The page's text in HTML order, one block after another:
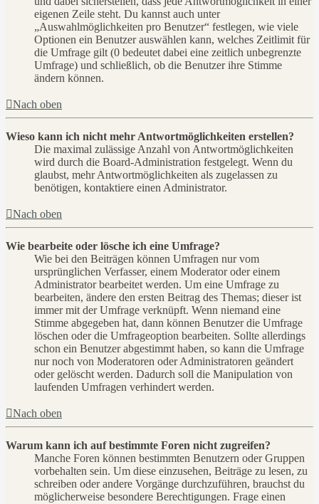
eigenen Zeile steht. Du kannst auch unter
„Auswahlmöglichkeiten pro Benutzer“ festlegen, wie viele
Optionen ein Benutzer auswählen kann, welches Zeitlimit für
die Umfrage gilt (0 bedeutet dabei eine zeitlich unbegrenzte
Umfrage) und schließlich, ob die Benutzer ihre Stimme
ändern können.
Nach oben
Wieso kann ich nicht mehr Antwortmöglichkeiten erstellen?
Die maximal zulässige Anzahl von Antwortmöglichkeiten
wird durch die Board-Administration festgelegt. Wenn du
glaubst, mehr Antwortmöglichkeiten als zugelassen zu
benötigen, kontaktiere einen Administrator.
Nach oben
Wie bearbeite oder lösche ich eine Umfrage?
Wie bei den Beiträgen können Umfragen nur vom
ursprünglichen Verfasser, einem Moderator oder einem
Administrator bearbeitet werden. Um eine Umfrage zu
bearbeiten, ändere den ersten Beitrag des Themas; dieser ist
immer mit der Umfrage verknüpft. Wenn niemand eine
Stimme abgegeben hat, dann können Benutzer die Umfrage
löschen oder die Umfrageoption bearbeiten. Sollte allerdings
schon ein Benutzer abgestimmt haben, so kann die Umfrage
nur noch von Moderatoren oder Administratoren geändert
oder gelöscht werden. Dadurch soll die Manipulation von
laufenden Umfragen verhindert werden.
Nach oben
Warum kann ich auf bestimmte Foren nicht zugreifen?
Manche Foren können bestimmten Benutzern oder Gruppen
vorbehalten sein. Um diese einzusehen, Beiträge zu lesen, zu
schreiben oder andere Vorgänge durchzuführen, brauchst du
möglicherweise besondere Berechtigungen. Frage einen